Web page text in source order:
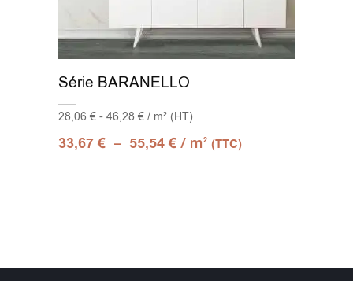
Série BARANELLO
28,06 € - 46,28 € / m² (HT)
33,67€ – 55,54€ / m2 (TTC)